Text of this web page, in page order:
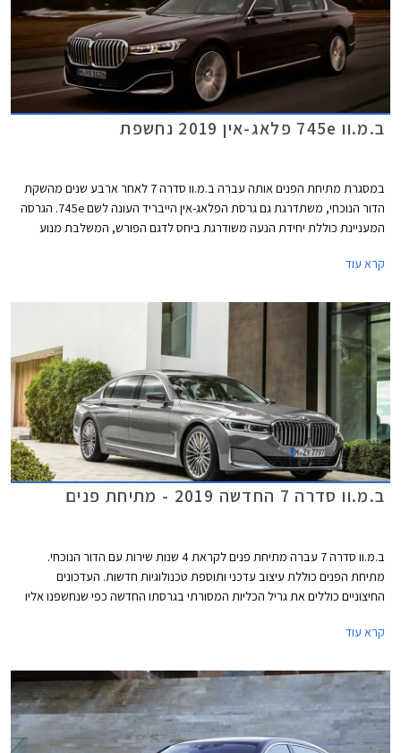
ב.מ.וו 745e פלאג-אין 2019 נחשפת
במסגרת מתיחת הפנים אותה עברה ב.מ.וו סדרה 7 לאחר ארבע שנים מהשקת
הדור הנוכחי, משתדרגת גם גרסת הפלאג-אין הייבריד העונה לשם 745e. הגרסה
המעניינת כוללת יחידת הנעה משודרגת ביחס לדגם הפורש, המשלבת מנוע
ומספק תאוצה 0-100 קמ"ש תוך 5.2 שניות, וצריכת דלק של 2.1 ליטר ל- 100
במהירות של עד 140 קמ"ש.
קרא עוד
ב.מ.וו סדרה 7 החדשה 2019 - מתיחת פנים
ב.מ.וו סדרה 7 עברה מתיחת פנים לקראת 4 שנות שירות עם הדור הנוכחי.
מתיחת הפנים כוללת עיצוב עדכני ותוספת טכנולוגיות חדשות. העדכונים
החיצוניים כוללים את גריל הכליות המסורתי בגרסתו החדשה כפי שנחשפנו אליו
40% ביחס לדגם הפורש. עוד ניתן להבחין בסמל המותג במידות גדולות יותר,
ב.מ.וו להפחתת מקדם הגרר בעזרת זרימת אוויר חלקה יותר סביב המרכב.
קרא עוד